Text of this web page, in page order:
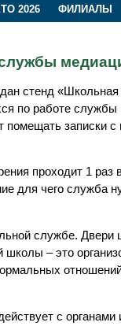
2026
ФИЛИАЛЫ
стенд
по работе
помещать
проходит 1
для чего
службе. Двери
– это
с